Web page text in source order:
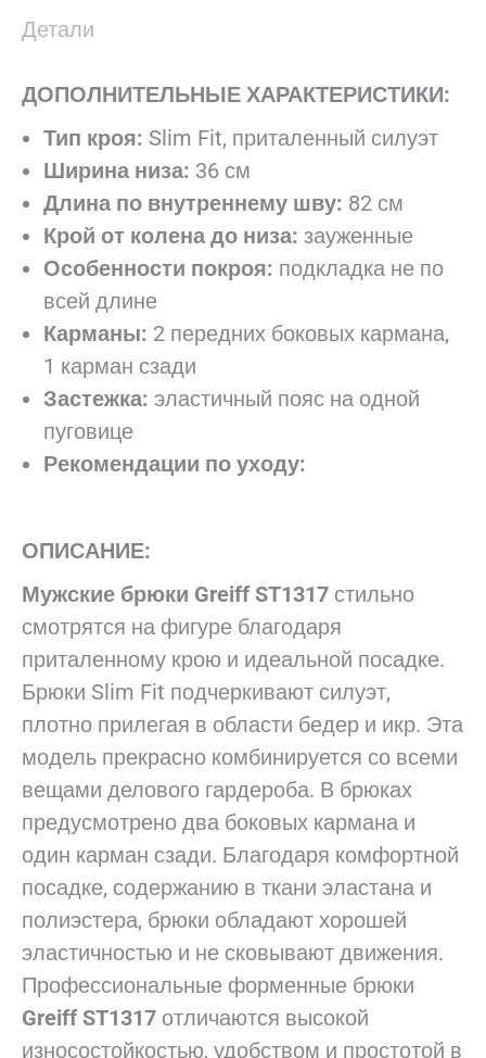
Детали
ДОПОЛНИТЕЛЬНЫЕ ХАРАКТЕРИСТИКИ:
Тип кроя: Slim Fit, приталенный силуэт
Ширина низа: 36 см
Длина по внутреннему шву: 82 см
Крой от колена до низа: зауженные
Особенности покроя: подкладка не по
всей длине
Карманы: 2 передних боковых кармана,
1 карман сзади
Застежка: эластичный пояс на одной
пуговице
Рекомендации по уходу:
ОПИСАНИЕ:
Мужские брюки Greiff ST1317 стильно
смотрятся на фигуре благодаря
приталенному крою и идеальной посадке.
Брюки Slim Fit подчеркивают силуэт,
плотно прилегая в области бедер и икр. Эта
модель прекрасно комбинируется со всеми
вещами делового гардероба. В брюках
предусмотрено два боковых кармана и
один карман сзади. Благодаря комфортной
посадке, содержанию в ткани эластана и
полиэстера, брюки обладают хорошей
эластичностью и не сковывают движения.
Профессиональные форменные брюки
Greiff ST1317 отличаются высокой
износостойкостью, удобством и простотой в